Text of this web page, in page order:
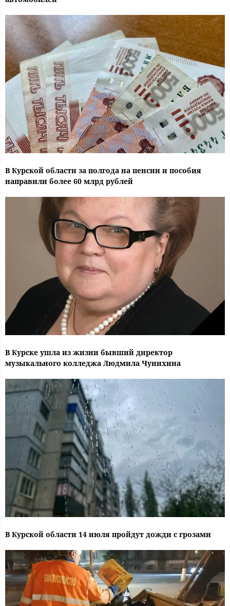
В Курской области за полгода на пенсии и пособия
направили более 60 млрд рублей
В Курске ушла из жизни бывший директор
музыкального колледжа Людмила Чунихина
В Курской области 14 июля пройдут дожди с грозами